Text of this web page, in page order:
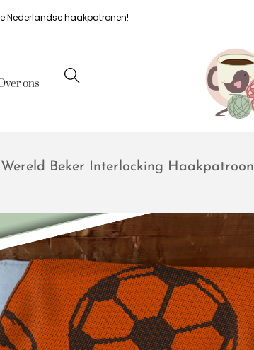
Nederlandse haakpatronen!
ons
Wereld Beker Interlocking Haakpatroon